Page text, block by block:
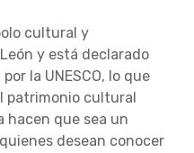
cultural y
y está declarado
la UNESCO, lo que
patrimonio cultural
hacen que sea un
desean conocer